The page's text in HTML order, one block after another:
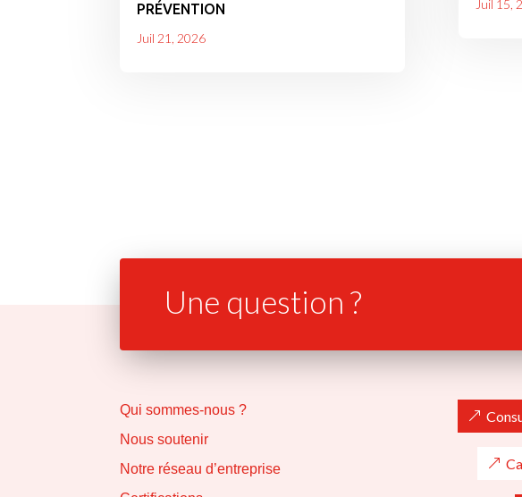
PRÉVENTION
Juil 21, 2026
Juil 15,
Une question ?
Qui sommes-nous ?
Nous soutenir
Notre réseau d’entreprise